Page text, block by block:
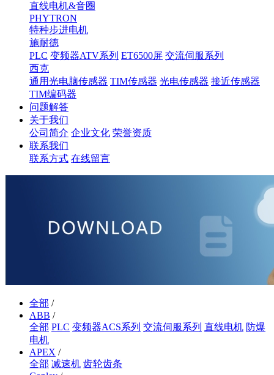
直线电机&音圈
PHYTRON
特种步进电机
施耐德
PLC 变频器ATV系列 ET6500屏 交流伺服系列
西克
通用光电脑传感器 TIM传感器 光电传感器 接近传感器
TIM编码器
问题解答
关于我们
公司简介 企业文化 荣誉资质
联系我们
联系方式 在线留言
全部 /
ABB /
全部 PLC 变频器ACS系列 交流伺服系列 直线电机 防爆
电机
APEX /
全部 减速机 齿轮齿条